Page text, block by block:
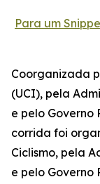
Para um
Coorganizada
(UCI), pela
e pelo Governo
corrida foi
Ciclismo, pela
e pelo Governo